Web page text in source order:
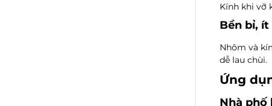
Kính khi vỡ
Bền bỉ,
Nhôm và
dễ lau chùi.
Ứng
Nhà phố